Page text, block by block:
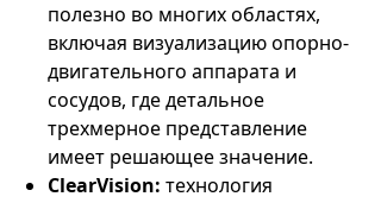
полезно во многих областях,
включая визуализацию опорно-
двигательного аппарата и
сосудов, где детальное
трехмерное представление
имеет решающее значение.
ClearVision: технология